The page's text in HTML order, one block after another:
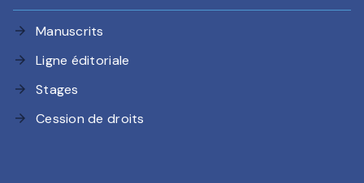
arrow_forward Manuscrits
arrow_forward Ligne éditoriale
arrow_forward Stages
arrow_forward Cession de droits